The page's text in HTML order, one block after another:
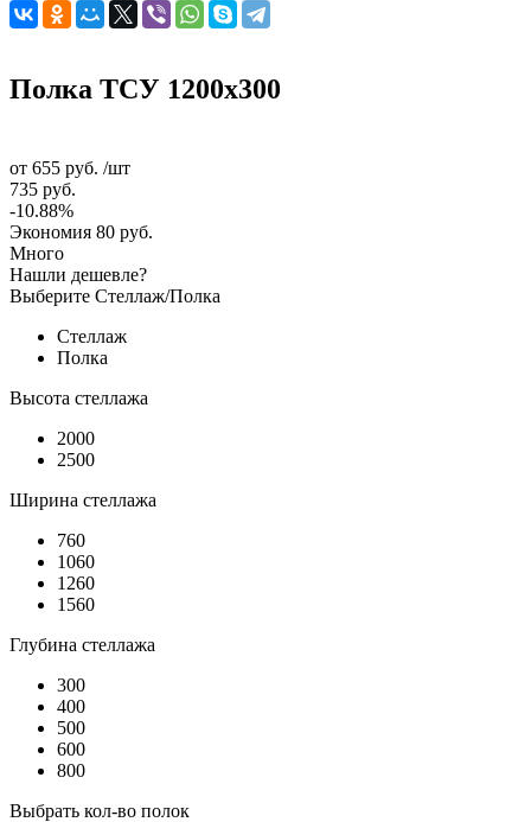
Полка ТСУ 1200x300
от 655 руб. /шт
735 руб.
-10.88%
Экономия 80 руб.
Много
Нашли дешевле?
Выберите Стеллаж/Полка
Стеллаж
Полка
Высота стеллажа
2000
2500
Ширина стеллажа
760
1060
1260
1560
Глубина стеллажа
300
400
500
600
800
Выбрать кол-во полок